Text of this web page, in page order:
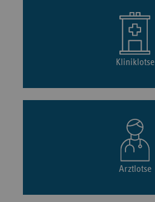
Kliniklotse
Arztlotse